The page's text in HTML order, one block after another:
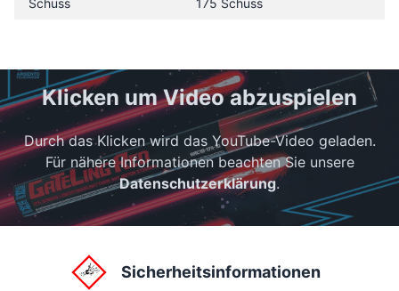
Klicken um Video abzuspielen
Durch das Klicken wird das YouTube-Video geladen.
Für nähere Informationen beachten Sie unsere
Datenschutzerklärung.
Sicherheitsinformationen